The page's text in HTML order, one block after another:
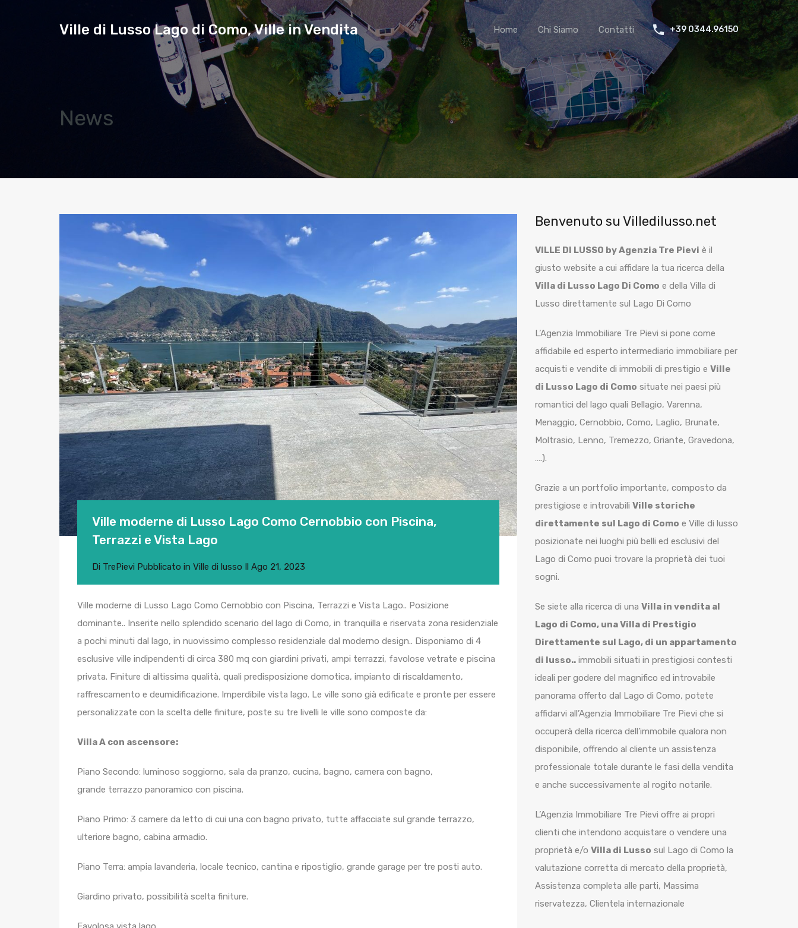
Ville di Lusso Lago di Como, Ville in Vendita Home Chi Siamo Contatti +39 0344.96150
News
Ville moderne di Lusso Lago Como Cernobbio con Piscina,
Terrazzi e Vista Lago
Di TrePievi Pubblicato in Ville di lusso Il Ago 21, 2023
Ville moderne di Lusso Lago Como Cernobbio con Piscina, Terrazzi e Vista Lago.. Posizione
dominante.. Inserite nello splendido scenario del lago di Como, in tranquilla e riservata zona residenziale
a pochi minuti dal lago, in nuovissimo complesso residenziale dal moderno design.. Disponiamo di 4
esclusive ville indipendenti di circa 380 mq con giardini privati, ampi terrazzi, favolose vetrate e piscina
privata. Finiture di altissima qualità, quali predisposizione domotica, impianto di riscaldamento,
raffrescamento e deumidificazione. Imperdibile vista lago. Le ville sono già edificate e pronte per essere
personalizzate con la scelta delle finiture, poste su tre livelli le ville sono composte da:
Villa A con ascensore:
Piano Secondo: luminoso soggiorno, sala da pranzo, cucina, bagno, camera con bagno,
grande terrazzo panoramico con piscina.
Piano Primo: 3 camere da letto di cui una con bagno privato, tutte affacciate sul grande terrazzo,
ulteriore bagno, cabina armadio.
Piano Terra: ampia lavanderia, locale tecnico, cantina e ripostiglio, grande garage per tre posti auto.
Giardino privato, possibilità scelta finiture.
Benvenuto su Villedilusso.net
VILLE DI LUSSO by Agenzia Tre Pievi è il
giusto website a cui affidare la tua ricerca della
Villa di Lusso Lago Di Como e della Villa di
Lusso direttamente sul Lago Di Como
L’Agenzia Immobiliare Tre Pievi si pone come
affidabile ed esperto intermediario immobiliare per
acquisti e vendite di immobili di prestigio e Ville
di Lusso Lago di Como situate nei paesi più
romantici del lago quali Bellagio, Varenna,
Menaggio, Cernobbio, Como, Laglio, Brunate,
Moltrasio, Lenno, Tremezzo, Griante, Gravedona,
….).
Grazie a un portfolio importante, composto da
prestigiose e introvabili Ville storiche
direttamente sul Lago di Como e Ville di lusso
posizionate nei luoghi più belli ed esclusivi del
Lago di Como puoi trovare la proprietà dei tuoi
sogni.
Se siete alla ricerca di una Villa in vendita al
Lago di Como, una Villa di Prestigio
Direttamente sul Lago, di un appartamento
di lusso..immobili situati in prestigiosi contesti
ideali per godere del magnifico ed introvabile
panorama offerto dal Lago di Como, potete
affidarvi all’Agenzia Immobiliare Tre Pievi che si
occuperà della ricerca dell’immobile qualora non
disponibile, offrendo al cliente un assistenza
professionale totale durante le fasi della vendita
e anche successivamente al rogito notarile.
L’Agenzia Immobiliare Tre Pievi offre ai propri
clienti che intendono acquistare o vendere una
proprietà e/o Villa di Lusso sul Lago di Como la
valutazione corretta di mercato della proprietà,
Assistenza completa alle parti, Massima
riservatezza, Clientela internazionale